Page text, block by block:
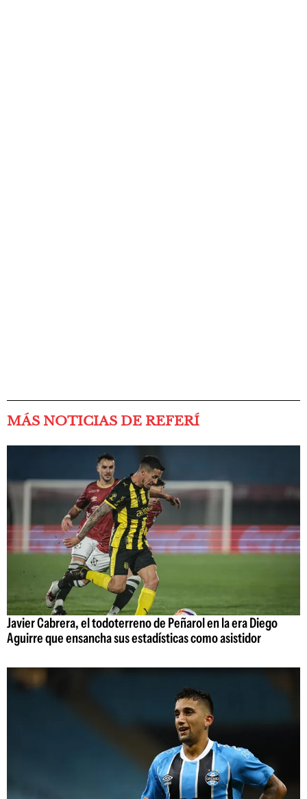
MÁS NOTICIAS DE REFERÍ
Javier Cabrera, el todoterreno de Peñarol en la era Diego
Aguirre que ensancha sus estadísticas como asistidor